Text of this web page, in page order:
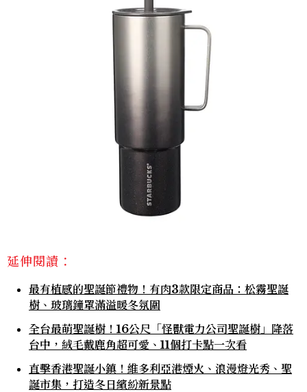
延伸閱讀：
最有植感的聖誕節禮物！有肉3款限定商品：松霧聖誕
樹、玻璃鐘罩滿溢暖冬氛圍
全台最萌聖誕樹！16公尺「怪獸電力公司聖誕樹」降落
台中，絨毛戴鹿角超可愛、11個打卡點一次看
直擊香港聖誕小鎮！維多利亞港煙火、浪漫燈光秀、聖
誕市集，打造冬日繽紛新景點